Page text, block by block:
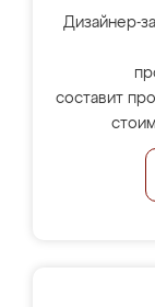
Дизайнер-
составит